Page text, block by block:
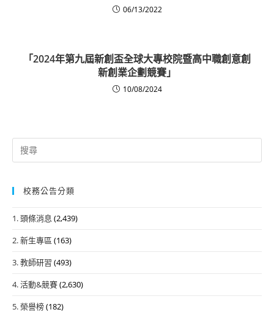
06/13/2022
「2024年第九屆新創盃全球大專校院暨高中職創意創
新創業企劃競賽」
10/08/2024
Search
for:
校務公告分類
1. 頭條消息 (2,439)
2. 新生專區 (163)
3. 教師研習 (493)
4. 活動&競賽(2,630)
5. 榮譽榜(182)